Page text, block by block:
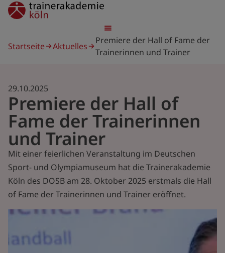
Direkt
zum
trainerakademie
Startseite
Aktuelles
Premiere der Hall of Fame der
Trainerinnen und Trainer
Premiere der Hall of
Fame der Trainerinnen
und Trainer
29.10.2025
Mit einer feierlichen Veranstaltung im Deutschen
Sport- und Olympiamuseum hat die Trainerakademie
Köln des DOSB am 28. Oktober 2025 erstmals die Hall
of Fame der Trainerinnen und Trainer eröffnet.